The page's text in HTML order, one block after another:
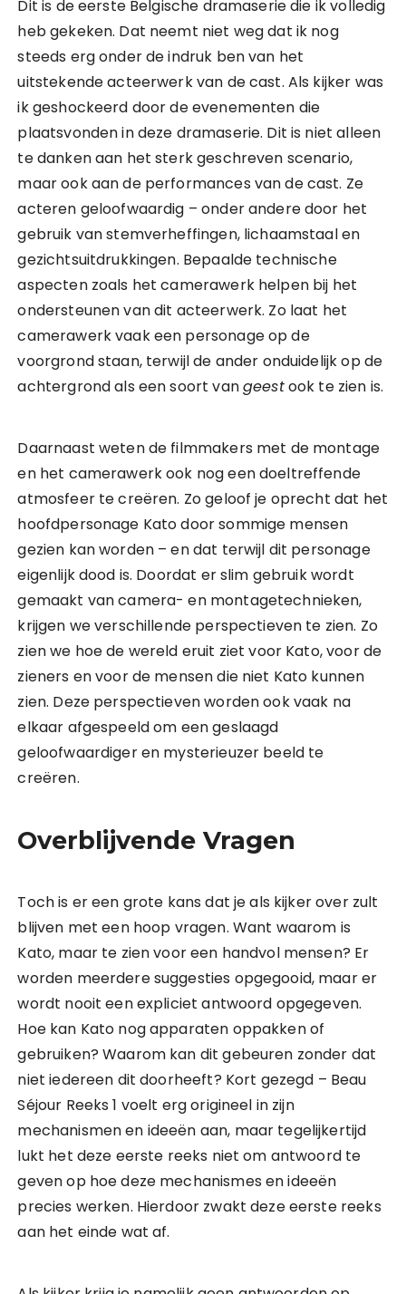
Dit is de eerste Belgische dramaserie die ik volledig
heb gekeken. Dat neemt niet weg dat ik nog
steeds erg onder de indruk ben van het
uitstekende acteerwerk van de cast. Als kijker was
ik geshockeerd door de evenementen die
plaatsvonden in deze dramaserie. Dit is niet alleen
te danken aan het sterk geschreven scenario,
maar ook aan de performances van de cast. Ze
acteren geloofwaardig – onder andere door het
gebruik van stemverheffingen, lichaamstaal en
gezichtsuitdrukkingen. Bepaalde technische
aspecten zoals het camerawerk helpen bij het
ondersteunen van dit acteerwerk. Zo laat het
camerawerk vaak een personage op de
voorgrond staan, terwijl de ander onduidelijk op de
achtergrond als een soort vangeestook te zien is.
Daarnaast weten de filmmakers met de montage
en het camerawerk ook nog een doeltreffende
atmosfeer te creëren. Zo geloof je oprecht dat het
hoofdpersonage Kato door sommige mensen
gezien kan worden – en dat terwijl dit personage
eigenlijk dood is. Doordat er slim gebruik wordt
gemaakt van camera- en montagetechnieken,
krijgen we verschillende perspectieven te zien. Zo
zien we hoe de wereld eruit ziet voor Kato, voor de
zieners en voor de mensen die niet Kato kunnen
zien. Deze perspectieven worden ook vaak na
elkaar afgespeeld om een geslaagd
geloofwaardiger en mysterieuzer beeld te
creëren.
Overblijvende Vragen
Toch is er een grote kans dat je als kijker over zult
blijven met een hoop vragen. Want waarom is
Kato, maar te zien voor een handvol mensen? Er
worden meerdere suggesties opgegooid, maar er
wordt nooit een expliciet antwoord opgegeven.
Hoe kan Kato nog apparaten oppakken of
gebruiken? Waarom kan dit gebeuren zonder dat
niet iedereen dit doorheeft? Kort gezegd – Beau
Séjour Reeks 1 voelt erg origineel in zijn
mechanismen en ideeën aan, maar tegelijkertijd
lukt het deze eerste reeks niet om antwoord te
geven op hoe deze mechanismes en ideeën
precies werken. Hierdoor zwakt deze eerste reeks
aan het einde wat af.